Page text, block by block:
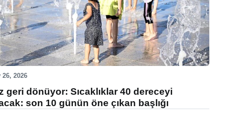
26, 2026
geri dönüyor: Sıcaklıklar 40 dereceyi
son 10 günün öne çıkan başlığı